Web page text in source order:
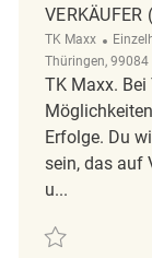
TK Maxx
Thüringen, 99084
TK Maxx. Bei
Erfolge. Du
sein, das auf
u...
Retten